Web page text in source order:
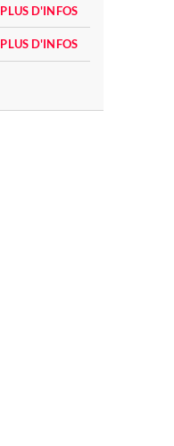
PLUS D'INFOS
PLUS D'INFOS